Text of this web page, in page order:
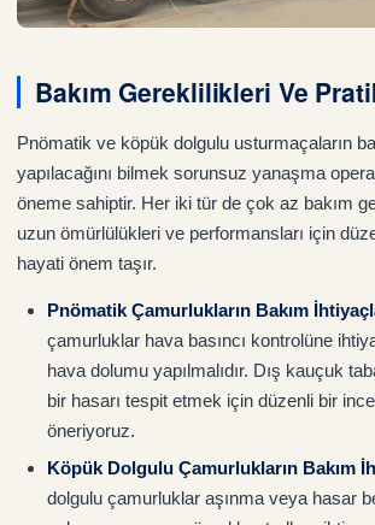
Bakım Gereklilikleri Ve
Pnömatik ve köpük dolgulu usturmaçaların
yapılacağını bilmek sorunsuz yanaşma
öneme sahiptir. Her iki tür de çok az bakım
uzun ömürlülükleri ve performansları için
hayati önem taşır.
Pnömatik Çamurlukların Bakım
çamurluklar hava basıncı kontrolüne
hava dolumu yapılmalıdır. Dış kauçuk
bir hasarı tespit etmek için düzenli bir
öneriyoruz.
Köpük Dolgulu Çamurlukların Bakım
dolgulu çamurluklar aşınma veya hasar